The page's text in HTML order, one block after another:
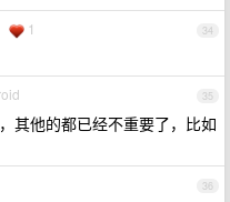
34
1
35
其他的都已经不重要了，比如
36